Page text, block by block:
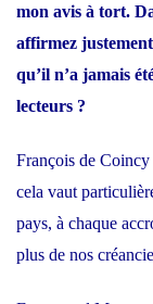
mon avis à tort.
affirmez
qu’il n’a jamais
lecteurs ?
François de Coincy
cela vaut
pays, à chaque
plus de nos